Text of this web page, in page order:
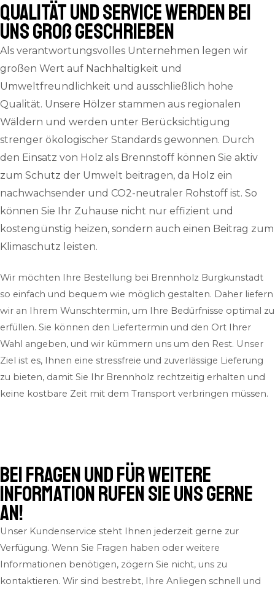
QUALITÄT und SERVICE werden bei
uns groß geschrieben
Als verantwortungsvolles Unternehmen legen wir
großen Wert auf Nachhaltigkeit und
Umweltfreundlichkeit und ausschließlich hohe
Qualität. Unsere Hölzer stammen aus regionalen
Wäldern und werden unter Berücksichtigung
strenger ökologischer Standards gewonnen. Durch
den Einsatz von Holz als Brennstoff können Sie aktiv
zum Schutz der Umwelt beitragen, da Holz ein
nachwachsender und CO2-neutraler Rohstoff ist. So
können Sie Ihr Zuhause nicht nur effizient und
kostengünstig heizen, sondern auch einen Beitrag zum
Klimaschutz leisten.
Wir möchten Ihre Bestellung bei Brennholz Burgkunstadt
so einfach und bequem wie möglich gestalten. Daher liefern
wir an Ihrem Wunschtermin, um Ihre Bedürfnisse optimal zu
erfüllen. Sie können den Liefertermin und den Ort Ihrer
Wahl angeben, und wir kümmern uns um den Rest. Unser
Ziel ist es, Ihnen eine stressfreie und zuverlässige Lieferung
zu bieten, damit Sie Ihr Brennholz rechtzeitig erhalten und
keine kostbare Zeit mit dem Transport verbringen müssen.
Bei Fragen und für weitere
Information rufen Sie uns gerne
an!
Unser Kundenservice steht Ihnen jederzeit gerne zur
Verfügung. Wenn Sie Fragen haben oder weitere
Informationen benötigen, zögern Sie nicht, uns zu
kontaktieren. Wir sind bestrebt, Ihre Anliegen schnell und